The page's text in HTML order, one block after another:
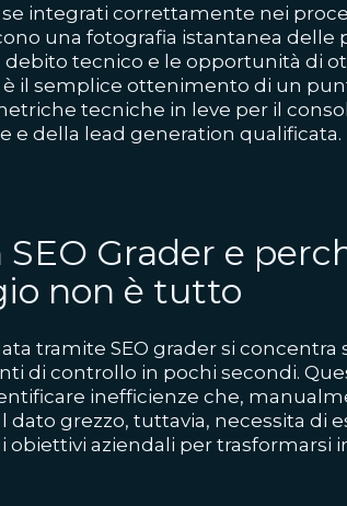
integrati correttamente nei
una fotografia istantanea delle
debito tecnico e le opportunità di
il semplice ottenimento di un
tecniche in leve per il
e della lead generation qualificata.
SEO Grader e
non è tutto
tramite SEO grader si concentra
di controllo in pochi secondi.
inefficienze che,
dato grezzo, tuttavia, necessita di
obiettivi aziendali per trasformarsi